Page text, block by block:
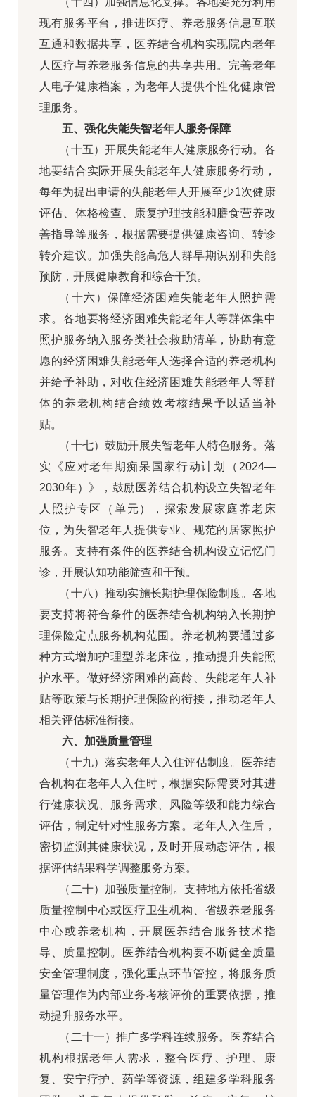
现有服务平台，推进医疗、养老服务信息互联
互通和数据共享，医养结合机构实现院内老年
人医疗与养老服务信息的共享共用。完善老年
人电子健康档案，为老年人提供个性化健康管
理服务。
五、强化失能失智老年人服务保障
（十五）开展失能老年人健康服务行动。各
地要结合实际开展失能老年人健康服务行动，
每年为提出申请的失能老年人开展至少1次健康
评估、体格检查、康复护理技能和膳食营养改
善指导等服务，根据需要提供健康咨询、转诊
转介建议。加强失能高危人群早期识别和失能
预防，开展健康教育和综合干预。
（十六）保障经济困难失能老年人照护需
求。各地要将经济困难失能老年人等群体集中
照护服务纳入服务类社会救助清单，协助有意
愿的经济困难失能老年人选择合适的养老机构
并给予补助，对收住经济困难失能老年人等群
体的养老机构结合绩效考核结果予以适当补
贴。
（十七）鼓励开展失智老年人特色服务。落
实《应对老年期痴呆国家行动计划（2024—
2030年）》，鼓励医养结合机构设立失智老年
人照护专区（单元），探索发展家庭养老床
位，为失智老年人提供专业、规范的居家照护
服务。支持有条件的医养结合机构设立记忆门
诊，开展认知功能筛查和干预。
（十八）推动实施长期护理保险制度。各地
要支持将符合条件的医养结合机构纳入长期护
理保险定点服务机构范围。养老机构要通过多
种方式增加护理型养老床位，推动提升失能照
护水平。做好经济困难的高龄、失能老年人补
贴等政策与长期护理保险的衔接，推动老年人
相关评估标准衔接。
六、加强质量管理
（十九）落实老年人入住评估制度。医养结
合机构在老年人入住时，根据实际需要对其进
行健康状况、服务需求、风险等级和能力综合
评估，制定针对性服务方案。老年人入住后，
密切监测其健康状况，及时开展动态评估，根
据评估结果科学调整服务方案。
（二十）加强质量控制。支持地方依托省级
质量控制中心或医疗卫生机构、省级养老服务
中心或养老机构，开展医养结合服务技术指
导、质量控制。医养结合机构要不断健全质量
安全管理制度，强化重点环节管控，将服务质
量管理作为内部业务考核评价的重要依据，推
动提升服务水平。
（二十一）推广多学科连续服务。医养结合
机构根据老年人需求，整合医疗、护理、康
复、安宁疗护、药学等资源，组建多学科服务